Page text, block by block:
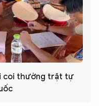
coi thường trật tự